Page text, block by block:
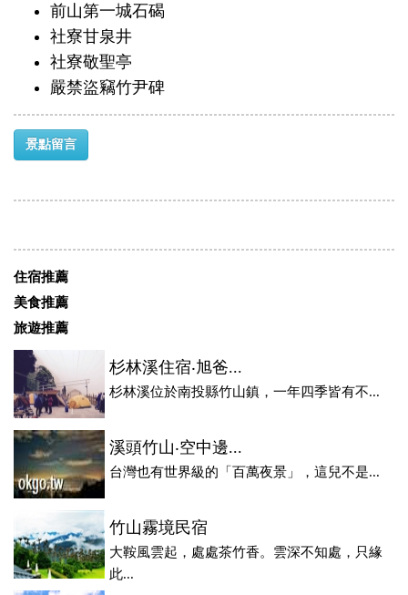
前山第一城石碣
社寮甘泉井
社寮敬聖亭
嚴禁盜竊竹尹碑
景點留言
住宿推薦
美食推薦
旅遊推薦
杉林溪住宿‧旭爸...
杉林溪位於南投縣竹山鎮，一年四季皆有不...
溪頭竹山‧空中邊...
台灣也有世界級的「百萬夜景」，這兒不是...
竹山霧境民宿
大鞍風雲起，處處茶竹香。雲深不知處，只緣
此...